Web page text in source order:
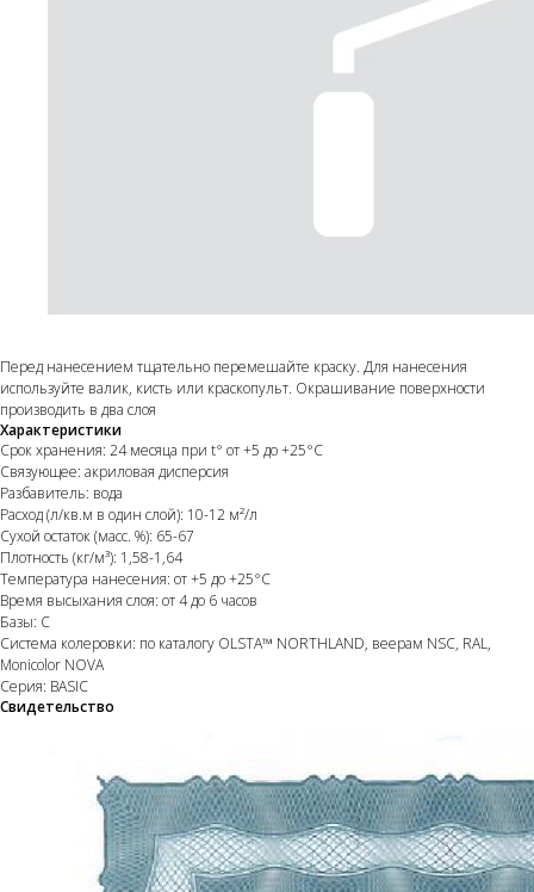
Перед нанесением тщательно перемешайте краску. Для нанесения
используйте валик, кисть или краскопульт. Окрашивание поверхности
производить в два слоя
Характеристики
Срок хранения: 24 месяца при t° от +5 до +25°С
Связующее: акриловая дисперсия
Разбавитель: вода
Расход (л/кв.м в один слой): 10-12 м²/л
Сухой остаток (масс. %): 65-67
Плотность (кг/м³): 1,58-1,64
Температура нанесения: от +5 до +25°С
Время высыхания слоя: от 4 до 6 часов
Базы: C
Система колеровки: по каталогу OLSTA™ NORTHLAND, веерам NSC, RAL,
Monicolor NOVA
Серия: BASIC
Свидетельство